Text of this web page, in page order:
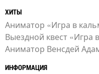
ХИТЫ
Аниматор «Игра в
Выездной квест «Игра
Аниматор Венсдей
ИНФОРМАЦИЯ